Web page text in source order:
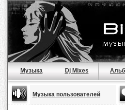
Музыка Dj Mixes
Музыка пользователей